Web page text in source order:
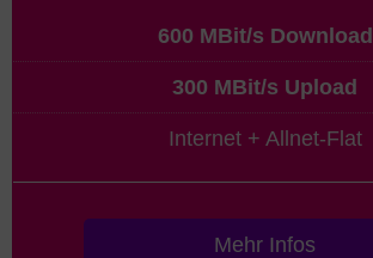
600 MBit/s Download
300 MBit/s Upload
Internet + Allnet-Flat
Mehr Infos